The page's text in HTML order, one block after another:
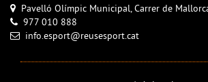
Pavelló Olímpic Municipal, Carrer de
977 010 888
info.esport@reusesport.cat